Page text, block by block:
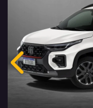
Anterior